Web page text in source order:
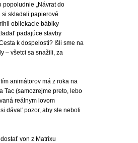
„Návrat do
si skladali papierové
obliekacie bábiky
padajúce stavby
k dospelosti? Išli sme na
– všetci sa snažili, za
animátorov má z roka na
Tac (samozrejme preto, lebo
reálnym lovom
dávať pozor, aby ste neboli
von z Matrixu